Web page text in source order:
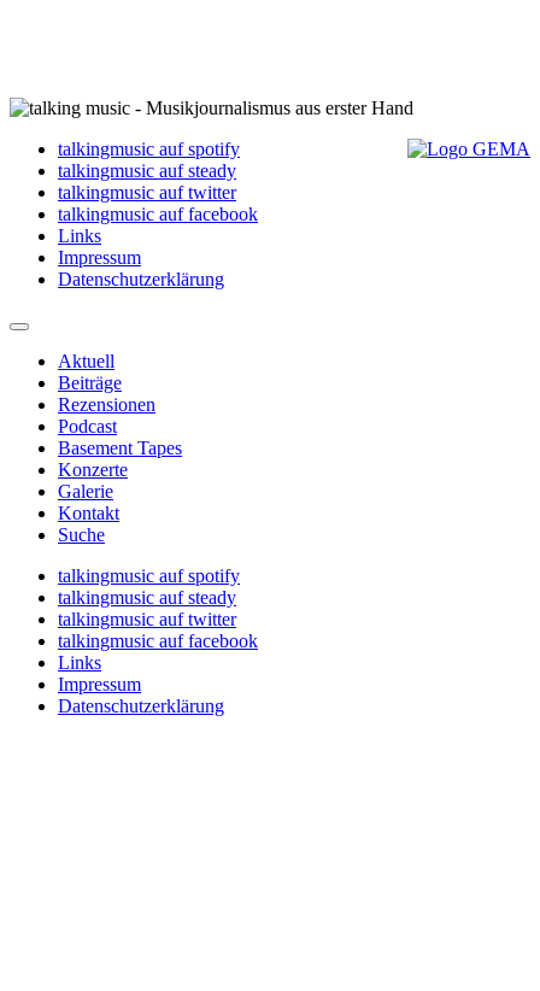
talkingmusic auf spotify
talkingmusic auf steady
talkingmusic auf twitter
talkingmusic auf facebook
Links
Impressum
Datenschutzerklärung
Aktuell
Beiträge
Rezensionen
Podcast
Basement Tapes
Konzerte
Galerie
Kontakt
Suche
talkingmusic auf spotify
talkingmusic auf steady
talkingmusic auf twitter
talkingmusic auf facebook
Links
Impressum
Datenschutzerklärung